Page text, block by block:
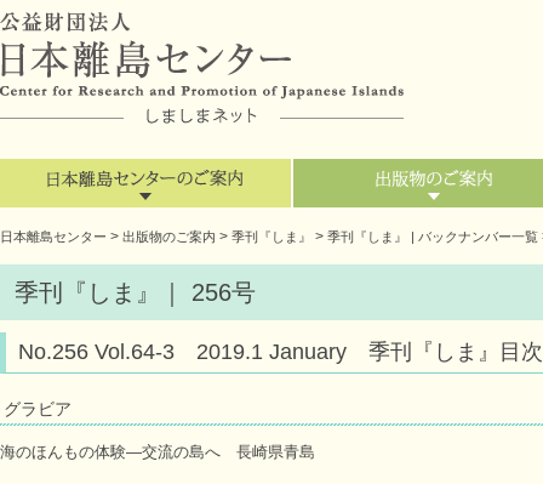
日本離島センター > 出版物のご案内 > 季刊『しま』 > 季刊『しま』 | バックナンバー一覧
季刊『しま』｜ 256号
No.256 Vol.64-3 2019.1 January 季刊『しま』目次
グラビア
海のほんもの体験―交流の島へ 長崎県青島